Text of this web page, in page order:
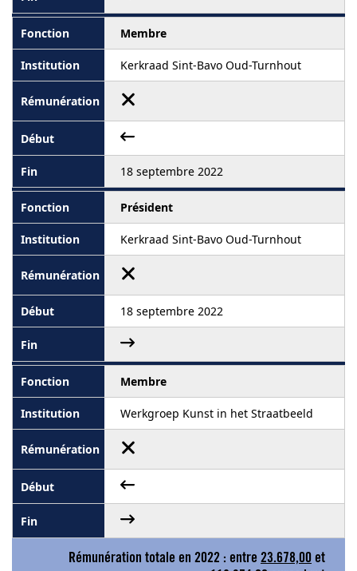
Membre
Kerkraad Sint-Bavo Oud-Turnhout
18 septembre 2022
Président
Kerkraad Sint-Bavo Oud-Turnhout
18 septembre 2022
Membre
Werkgroep Kunst in het Straatbeeld
Rémunération totale en 2022 : entre 23.678,00 et